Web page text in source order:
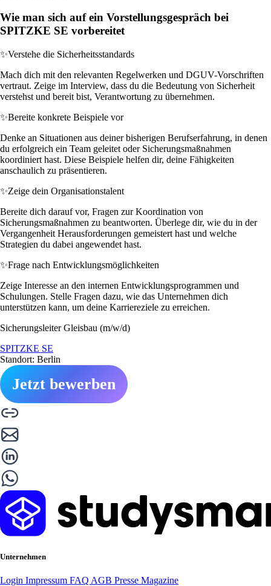
Wie man sich auf ein Vorstellungsgespräch bei
SPITZKE SE vorbereitet
✨Verstehe die Sicherheitsstandards
Mach dich mit den relevanten Regelwerken und DGUV-Vorschriften
vertraut. Zeige im Interview, dass du die Bedeutung von Sicherheit
verstehst und bereit bist, Verantwortung zu übernehmen.
✨Bereite konkrete Beispiele vor
Denke an Situationen aus deiner bisherigen Berufserfahrung, in denen
du erfolgreich ein Team geleitet oder Sicherungsmaßnahmen
koordiniert hast. Diese Beispiele helfen dir, deine Fähigkeiten
anschaulich zu präsentieren.
✨Zeige dein Organisationstalent
Bereite dich darauf vor, Fragen zur Koordination von
Sicherungsmaßnahmen zu beantworten. Überlege dir, wie du in der
Vergangenheit Herausforderungen gemeistert hast und welche
Strategien du dabei angewendet hast.
✨Frage nach Entwicklungsmöglichkeiten
Zeige Interesse an den internen Entwicklungsprogrammen und
Schulungen. Stelle Fragen dazu, wie das Unternehmen dich
unterstützen kann, um deine Karriereziele zu erreichen.
Sicherungsleiter Gleisbau (m/w/d)
SPITZKE SE
Standort: Berlin
Jetzt bewerben
Unternehmen
Login Impressum FAQ AGB Presse Magazine